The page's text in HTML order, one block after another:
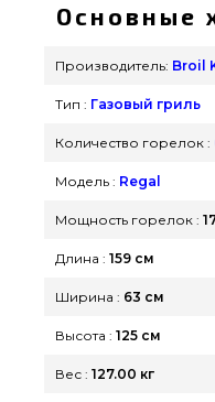
по актуальной
каталоге
Гриль Поинт.
прямо сейчас
номер (098) 333-
Основные
Производитель: Broil
Тип : Газовый гриль
Количество горелок :
Модель : Regal
Мощность горелок :
Длина : 159 см
Ширина : 63 см
Высота : 125 см
Вес : 127.00 кг